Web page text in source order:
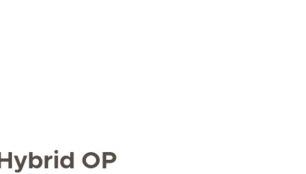
Hybrid OP